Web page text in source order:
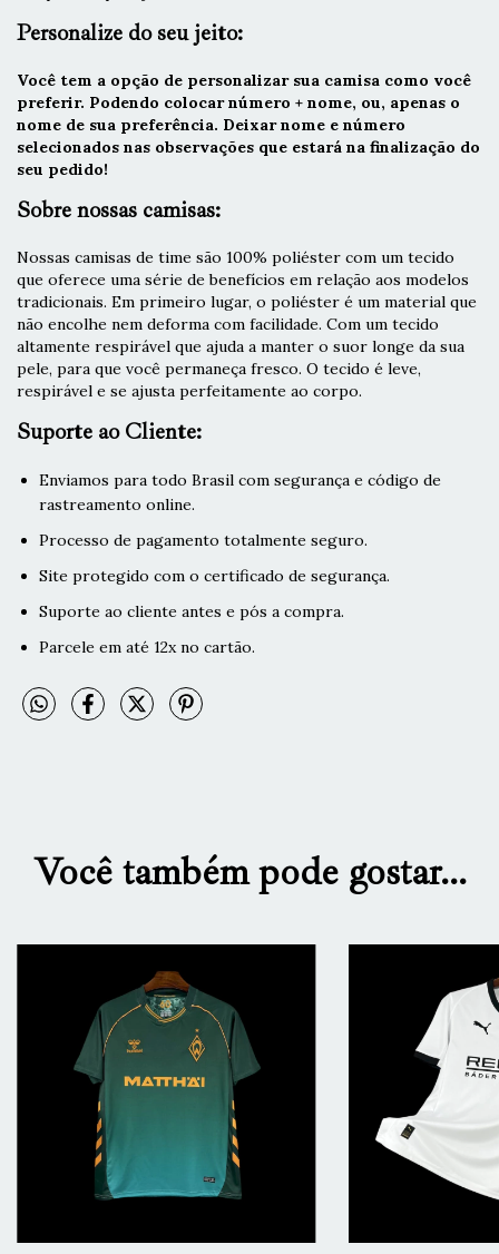
Personalize do seu jeito:
Você tem a opção de personalizar sua camisa como você
preferir. Podendo colocar número + nome, ou, apenas o
nome de sua preferência. Deixar nome e número
selecionados nas observações que estará na finalização do
seu pedido!
Sobre nossas camisas:
Nossas camisas de time são 100% poliéster com um tecido
que oferece uma série de benefícios em relação aos modelos
tradicionais. Em primeiro lugar, o poliéster é um material que
não encolhe nem deforma com facilidade. Com um tecido
altamente respirável que ajuda a manter o suor longe da sua
pele, para que você permaneça fresco. O tecido é leve,
respirável e se ajusta perfeitamente ao corpo.
Suporte ao Cliente:
Enviamos para todo Brasil com segurança e código de
rastreamento online.
Processo de pagamento totalmente seguro.
Site protegido com o certificado de segurança.
Suporte ao cliente antes e pós a compra.
Parcele em até 12x no cartão.
Você também pode gostar...